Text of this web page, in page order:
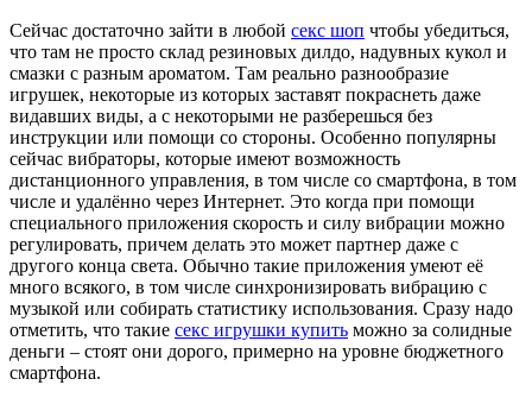
Сейчас достаточно зайти в любой секс шоп чтобы убедиться,
что там не просто склад резиновых дилдо, надувных кукол и
смазки с разным ароматом. Там реально разнообразие
игрушек, некоторые из которых заставят покраснеть даже
видавших виды, а с некоторыми не разберешься без
инструкции или помощи со стороны. Особенно популярны
сейчас вибраторы, которые имеют возможность
дистанционного управления, в том числе со смартфона, в том
числе и удалённо через Интернет. Это когда при помощи
специального приложения скорость и силу вибрации можно
регулировать, причем делать это может партнер даже с
другого конца света. Обычно такие приложения умеют её
много всякого, в том числе синхронизировать вибрацию с
музыкой или собирать статистику использования. Сразу надо
отметить, что такие секс игрушки купить можно за солидные
деньги – стоят они дорого, примерно на уровне бюджетного
смартфона.